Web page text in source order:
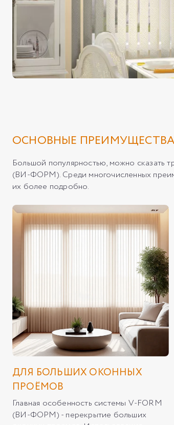
ОСНОВНЫЕ ПРЕИМУЩЕСТВА
Большой популярностью, можно сказать
(ВИ-ФОРМ). Среди многочисленных
их более подробно.
ДЛЯ БОЛЬШИХ ОКОННЫХ
ПРОЁМОВ
Главная особенность системы V-FORM
(ВИ-ФОРМ) - перекрытие больших